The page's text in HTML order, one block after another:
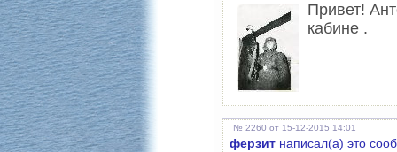
Привет!
кабине .
№ 2260 от 15-12-2015 14:01
ферзит написал(а) это